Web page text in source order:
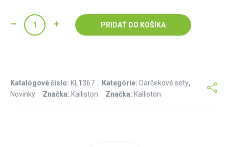
PRIDAŤ DO KOŠÍKA
Katalógové číslo: KL1367 Kategórie: Darčekové sety,
Novinky
Značka: Kalliston Značka: Kalliston